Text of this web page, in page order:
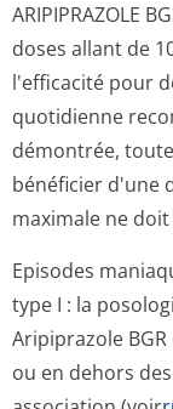
ARIPIPRAZOLE
doses allant de
l'efficacité pour
quotidienne
démontrée,
bénéficier d'une
maximale ne
Episodes
type I : la
Aripiprazole
ou en dehors